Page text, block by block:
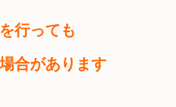
行っても
合があります